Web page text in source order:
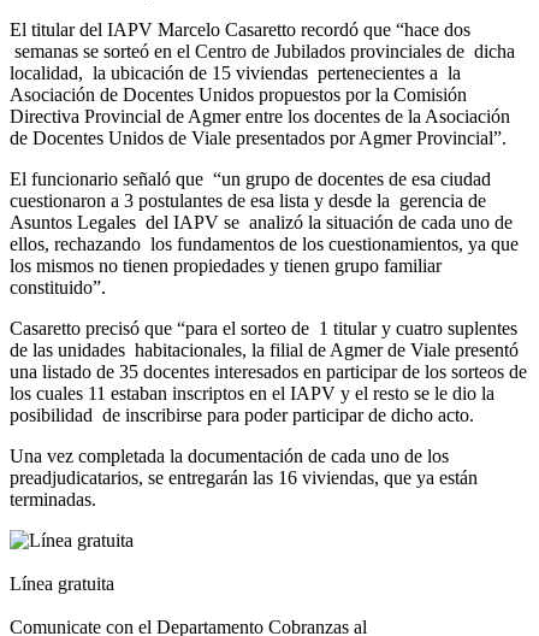
El titular del IAPV Marcelo Casaretto recordó que “hace dos
semanas se sorteó en el Centro de Jubilados provinciales de dicha
localidad, la ubicación de 15 viviendas pertenecientes a la
Asociación de Docentes Unidos propuestos por la Comisión
Directiva Provincial de Agmer entre los docentes de la Asociación
de Docentes Unidos de Viale presentados por Agmer Provincial”.
El funcionario señaló que “un grupo de docentes de esa ciudad
cuestionaron a 3 postulantes de esa lista y desde la gerencia de
Asuntos Legales del IAPV se analizó la situación de cada uno de
ellos, rechazando los fundamentos de los cuestionamientos, ya que
los mismos no tienen propiedades y tienen grupo familiar
constituido”.
Casaretto precisó que “para el sorteo de 1 titular y cuatro suplentes
de las unidades habitacionales, la filial de Agmer de Viale presentó
una listado de 35 docentes interesados en participar de los sorteos de
los cuales 11 estaban inscriptos en el IAPV y el resto se le dio la
posibilidad de inscribirse para poder participar de dicho acto.
Una vez completada la documentación de cada uno de los
preadjudicatarios, se entregarán las 16 viviendas, que ya están
terminadas.
Línea gratuita
Comunicate con el Departamento Cobranzas al